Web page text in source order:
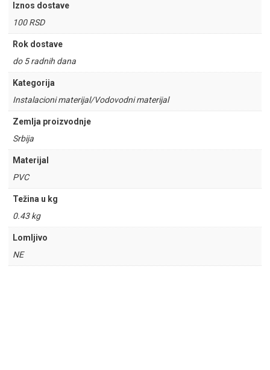
Iznos dostave
100 RSD
Rok dostave
do 5 radnih dana
Kategorija
Instalacioni materijal/Vodovodni materijal
Zemlja proizvodnje
Srbija
Materijal
PVC
Težina u kg
0.43 kg
Lomljivo
NE